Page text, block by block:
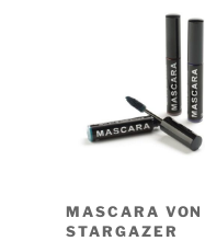
MASCARA VON
STARGAZER